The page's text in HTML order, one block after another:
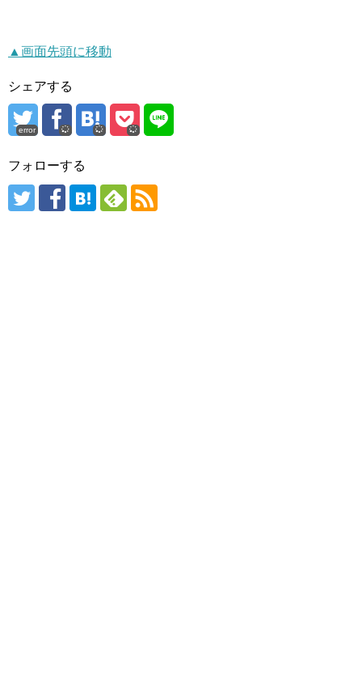
▲画面先頭に移動
シェアする
error
フォローする